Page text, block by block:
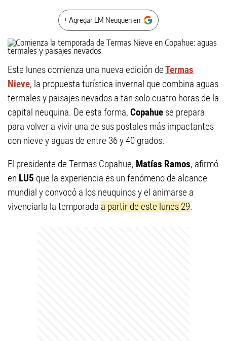
+ Agregar LM Neuquen en
Este lunes comienza una nueva edición deTermas
Nieve, la propuesta turística invernal que combina aguas
termales y paisajes nevados a tan solo cuatro horas de la
capital neuquina. De esta forma, Copahue se prepara
para volver a vivir una de sus postales más impactantes
con nieve y aguas de entre 36 y 40 grados.
El presidente de Termas Copahue, Matías Ramos, afirmó
en LU5 que la experiencia es un fenómeno de alcance
mundial y convocó a los neuquinos y el animarse a
vivenciarla la temporada a partir de este lunes 29.